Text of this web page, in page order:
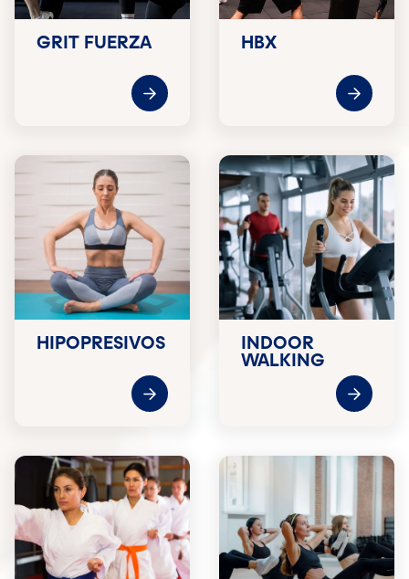
GRIT FUERZA HBX
HIPOPRESIVOS
INDOOR
WALKING